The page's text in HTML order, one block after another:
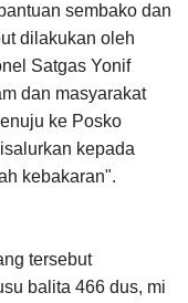
sembako dan
dilakukan oleh
Satgas Yonif
dan masyarakat
ke Posko
kepada
kebakaran".
tersebut
balita 466 dus, mi